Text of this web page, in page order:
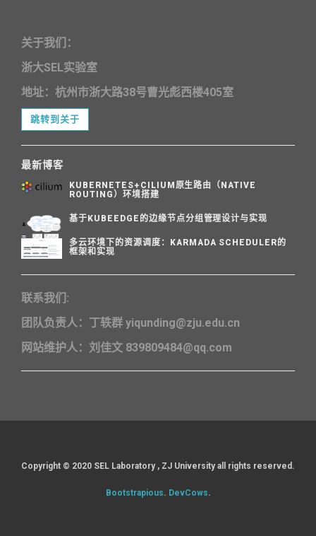
关于我们：
浙大SEL实验室
地址：杭州市浙大路38号曹光彪西楼405室
跳转到关于
最新博客
KUBERNETES+CILIUM原生路由（NATIVE
ROUTING）环境搭建
基于KUBEEDGE的边缘节点分组管理设计与实现
多云环境下的资源调度：KARMADA SCHEDULER的
框架和实现
联系我们:
团队负责人：丁轶群 yiqunding@zju.edu.cn
网站维护人：刘佳文 839809484@qq.com
Copyright ©️ 2020 SEL Laboratory , ZJ University all rights reserved.
Bootstrapious. DevCows.